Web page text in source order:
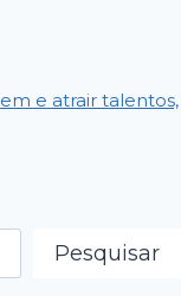
e atrair talentos,
Pesquisar